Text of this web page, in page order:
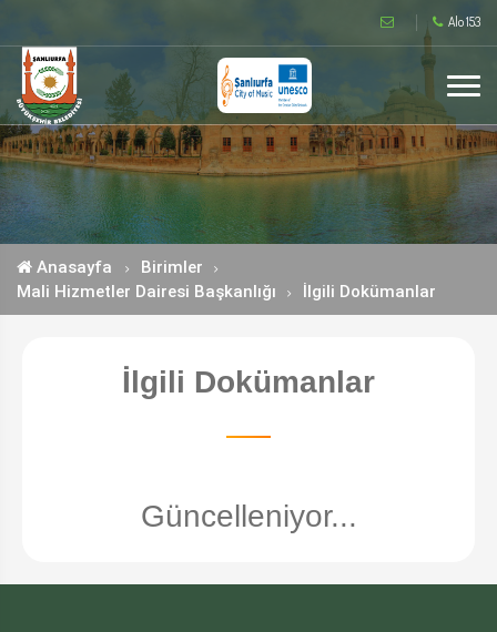
Alo 153
Anasayfa
Birimler
Mali Hizmetler Dairesi Başkanlığı
İlgili Dokümanlar
İlgili Dokümanlar
Güncelleniyor...